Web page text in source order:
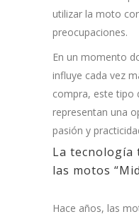
utilizar la moto
preocupaciones.
En un momento
influye cada vez
compra, este tipo
representan una
pasión y
La tecnología
las motos
Hace años, las